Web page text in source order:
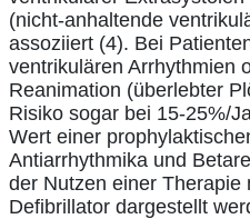
(nicht-anhaltende
assoziiert (4). Bei
ventrikulären Arrhythmien
Reanimation (überlebter
Risiko sogar bei 15-25%/
Wert einer
Antiarrhythmika und
der Nutzen einer Therapie
Defibrillator dargestellt